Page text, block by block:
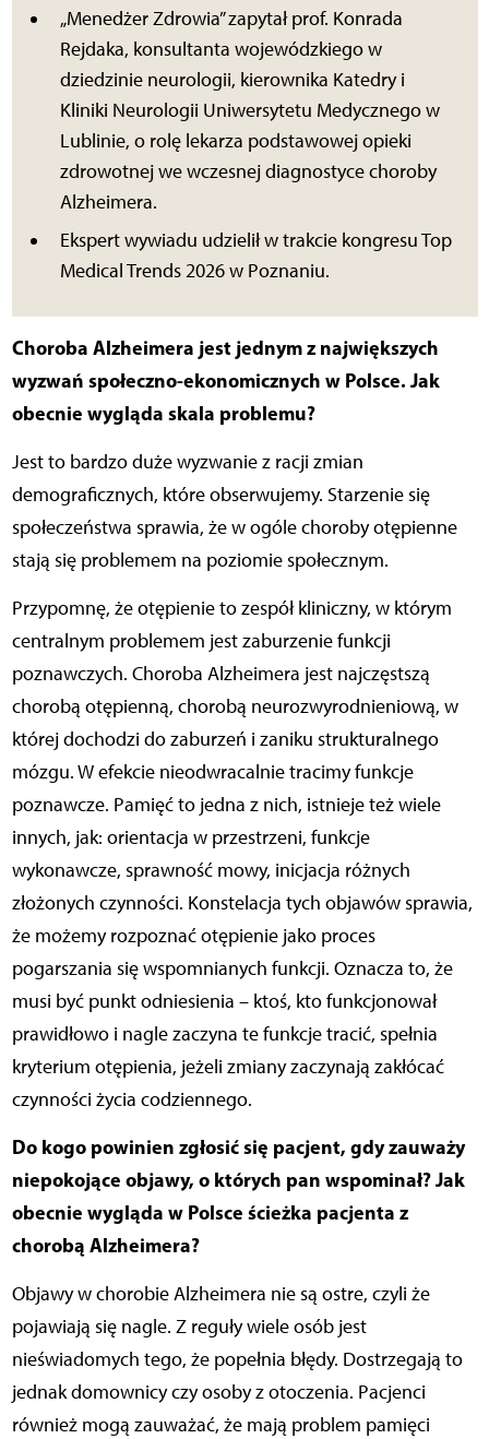
„Menedżer Zdrowia” zapytał prof. Konrada
Rejdaka, konsultanta wojewódzkiego w
dziedzinie neurologii, kierownika Katedry i
Kliniki Neurologii Uniwersytetu Medycznego w
Lublinie, o rolę lekarza podstawowej opieki
zdrowotnej we wczesnej diagnostyce choroby
Alzheimera.
Ekspert wywiadu udzielił w trakcie kongresu Top
Medical Trends 2026 w Poznaniu.
Choroba Alzheimera jest jednym z największych
wyzwań społeczno-ekonomicznych w Polsce. Jak
obecnie wygląda skala problemu?
Jest to bardzo duże wyzwanie z racji zmian
demograficznych, które obserwujemy. Starzenie się
społeczeństwa sprawia, że w ogóle choroby otępienne
stają się problemem na poziomie społecznym.
Przypomnę, że otępienie to zespół kliniczny, w którym
centralnym problemem jest zaburzenie funkcji
poznawczych. Choroba Alzheimera jest najczęstszą
chorobą otępienną, chorobą neurozwyrodnieniową, w
której dochodzi do zaburzeń i zaniku strukturalnego
mózgu. W efekcie nieodwracalnie tracimy funkcje
poznawcze. Pamięć to jedna z nich, istnieje też wiele
innych, jak: orientacja w przestrzeni, funkcje
wykonawcze, sprawność mowy, inicjacja różnych
złożonych czynności. Konstelacja tych objawów sprawia,
że możemy rozpoznać otępienie jako proces
pogarszania się wspomnianych funkcji. Oznacza to, że
musi być punkt odniesienia – ktoś, kto funkcjonował
prawidłowo i nagle zaczyna te funkcje tracić, spełnia
kryterium otępienia, jeżeli zmiany zaczynają zakłócać
czynności życia codziennego.
Do kogo powinien zgłosić się pacjent, gdy zauważy
niepokojące objawy, o których pan wspominał? Jak
obecnie wygląda w Polsce ścieżka pacjenta z
chorobą Alzheimera?
Objawy w chorobie Alzheimera nie są ostre, czyli że
pojawiają się nagle. Z reguły wiele osób jest
nieświadomych tego, że popełnia błędy. Dostrzegają to
jednak domownicy czy osoby z otoczenia. Pacjenci
również mogą zauważać, że mają problem pamięci